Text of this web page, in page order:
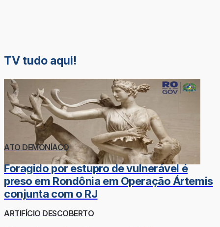
TV tudo aqui!
ATO DEMONÍACO
Foragido por estupro de vulnerável é
preso em Rondônia em Operação Ártemis
conjunta com o RJ
ARTIFÍCIO DESCOBERTO